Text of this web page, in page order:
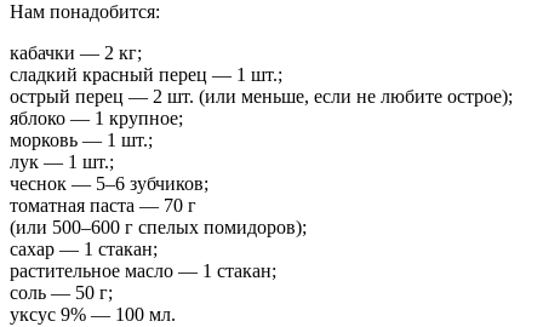
Нам понадобится:
кабачки — 2 кг;
сладкий красный перец — 1 шт.;
острый перец — 2 шт. (или меньше, если не любите острое);
яблоко — 1 крупное;
морковь — 1 шт.;
лук — 1 шт.;
чеснок — 5–6 зубчиков;
томатная паста — 70 г
(или 500–600 г спелых помидоров);
сахар — 1 стакан;
растительное масло — 1 стакан;
соль — 50 г;
уксус 9% — 100 мл.